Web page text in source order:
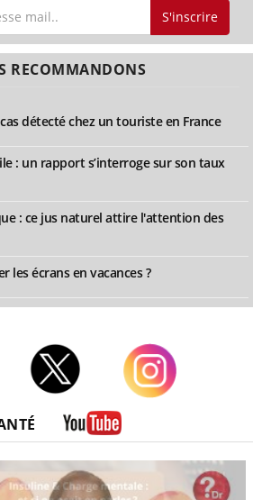
S'inscrire
RECOMMANDONS
détecté chez un touriste en France
: un rapport s’interroge sur son taux
: ce jus naturel attire l'attention des
les écrans en vacances ?